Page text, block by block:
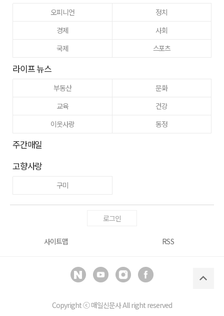
오피니언
정치
경제
사회
국제
스포츠
라이프 뉴스
부동산
문화
교육
건강
이웃사랑
동정
주간매일
고향사랑
구미
로그인
사이트맵 RSS
Copyright ⓒ매일신문사All right reserved